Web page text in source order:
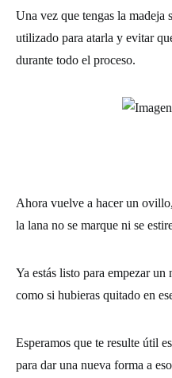
Una vez que tengas la madeja
utilizado para atarla y evitar
durante todo el proceso.
Ahora vuelve a hacer un
la lana no se marque ni se
Ya estás listo para empezar
como si hubieras quitado en
Esperamos que te resulte útil
para dar una nueva forma a